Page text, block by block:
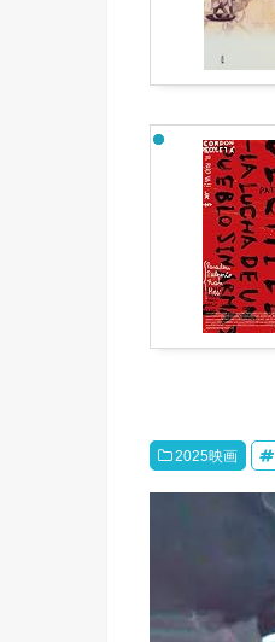
2025映画